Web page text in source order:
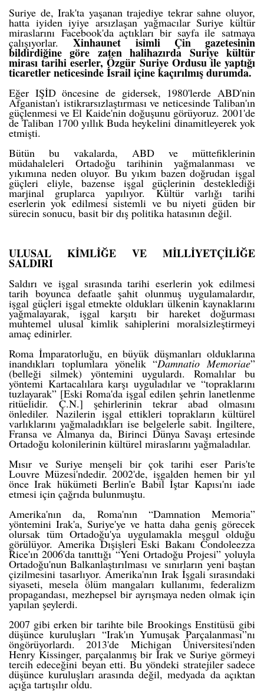
Suriye de, Irak'ta yaşanan trajediye tekrar sahne oluyor,
hatta iyiden iyiye arsızlaşan yağmacılar Suriye kültür
miraslarını Facebook'da açtıkları bir sayfa ilesatmaya
çalışıyorlar. Xinhaunet isimli Çin gazetesinin
bildirdiğine göre zaten halihazırda Suriye kültür
mirası tarihi eserler, Özgür Suriye Ordusu ile yaptığı
ticaretler neticesinde İsrail içine kaçırılmış durumda.
Eğer IŞİD öncesine de gidersek, 1980'lerde ABD'nin
Afganistan'ı istikrarsızlaştırması ve neticesinde Taliban'ın
güçlenmesi ve El Kaide'nin doğuşunu görüyoruz. 2001'de
de Taliban 1700 yıllık Buda heykelini dinamitleyerek yok
etmişti.
Bütün bu vakalarda, ABD ve müttefiklerinin
müdahaleleri Ortadoğu tarihinin yağmalanması ve
yıkımına neden oluyor. Bu yıkım bazen doğrudan işgal
güçleri eliyle, bazense işgal güçlerinin desteklediği
marjinal gruplarca yapılıyor. Kültür varlığı tarihi
eserlerin yok edilmesi sistemli ve bu niyeti güden bir
sürecin sonucu, basit bir dış politika hatasının değil.
ULUSAL KİMLİĞE VE MİLLİYETÇİLİĞE
SALDIRI
Saldırı ve işgal sırasında tarihi eserlerin yok edilmesi
tarih boyunca defaatle şahit olunmuş uygulamalardır,
işgal güçleri işgal etmekte oldukları ülkenin kaynaklarını
yağmalayarak, işgal karşıtı bir hareket doğurması
muhtemel ulusal kimlik sahiplerini moralsizleştirmeyi
amaç edinirler.
Roma İmparatorluğu, en büyük düşmanları olduklarına
inandıkları toplumlara yönelik “Damnatio Memoriae”
(belleği silmek) yöntemini uygulardı. Romalılar bu
yöntemi Kartacalılara karşı uyguladılar ve “topraklarını
tuzlayarak” [Eski Roma'da işgal edilen şehrin lanetlenme
ritüelidir. Ç.N.] şehirlerinin tekrar abad olmasını
önlediler. Nazilerin işgal ettikleri toprakların kültürel
varlıklarını yağmaladıkları isebelgelerle sabit. İngiltere,
Fransa ve Almanya da, Birinci Dünya Savaşı ertesinde
Ortadoğu kolonilerinin kültürel miraslarını yağmaladılar.
Mısır ve Suriye menşeli bir çok tarihi eser Paris'te
Louvre Müzesi'ndedir. 2002'de, işgalden hemen bir yıl
önce Irak hükümeti Berlin'eBabil İştar Kapısı'nı iade
etmesi için çağrıda bulunmuştu.
Amerika'nın da, Roma'nın “Damnation Memoria”
yöntemini Irak'a, Suriye'ye ve hatta daha geniş görecek
olursak tüm Ortadoğu'ya uygulamakla meşgul olduğu
görülüyor. Amerika Dışişleri Eski Bakanı Condoleezza
Rice'ın 2006'da tanıttığı “Yeni Ortadoğu Projesi” yoluyla
Ortadoğu'nun Balkanlaştırılması ve sınırların yeni baştan
çizilmesinitasarlıyor. Amerika'nın Irak İşgali sırasındaki
siyaseti, mesela ölüm mangaları kullanımı, federalizm
propagandası, mezhepsel bir ayrışmaya neden olmak için
yapılan şeylerdi.
2007 gibi erken bir tarihte bile Brookings Enstitüsügibi
düşünce kuruluşları “Irak'ın Yumuşak Parçalanması”nı
öngörüyorlardı. 2013'de Michigan Üniversitesi'nden
Henry Kissinger, parçalanmış bir Irak ve Suriye görmeyi
tercih edeceğinibeyan etti. Bu yöndeki stratejiler sadece
düşünce kuruluşları arasında değil, medyadada açıktan
açığa tartışılır oldu.